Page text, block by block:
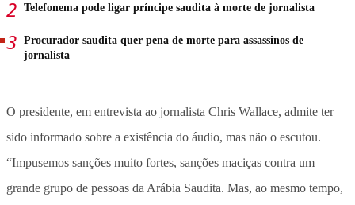
Telefonema pode ligar príncipe saudita à morte de jornalista
Procurador saudita quer pena de morte para assassinos de
jornalista
O presidente, em entrevista ao jornalista Chris Wallace, admite ter
sido informado sobre a existência do áudio, mas não o escutou.
“Impusemos sanções muito fortes, sanções maciças contra um
grande grupo de pessoas da Arábia Saudita. Mas, ao mesmo tempo,